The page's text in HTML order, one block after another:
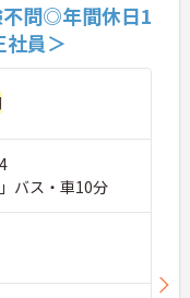
不問◎年間休日1
員＞
バス・車10分